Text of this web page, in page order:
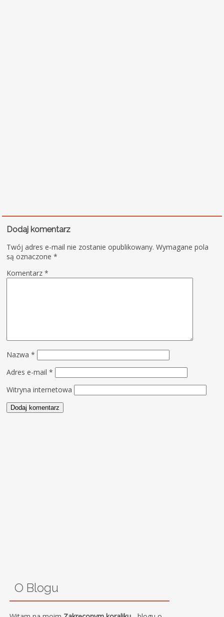
Dodaj komentarz
Twój adres e-mail nie zostanie opublikowany. Wymagane pola
są oznaczone*
Komentarz*
Nazwa*
Adres e-mail*
Witryna internetowa
O Blogu